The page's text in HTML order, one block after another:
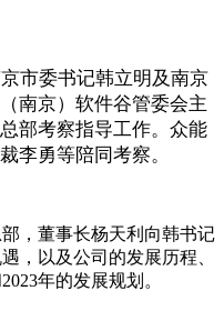
市委书记韩立明及南京
南京）软件谷管委会主
部考察指导工作。众能
李勇等陪同考察。
，董事长杨天利向韩书记
，以及公司的发展历程、
年的发展规划。